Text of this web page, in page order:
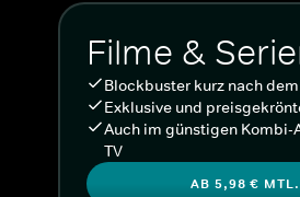
Filme &
Blockbuster kurz nach
Exklusive und
Auch im günstigen Kombi-
TV
AB 5,98 € MTL.